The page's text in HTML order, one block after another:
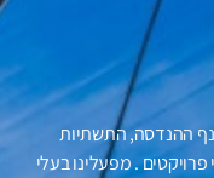
ההנדסה, התשתיות
. מפעלינו בעלי